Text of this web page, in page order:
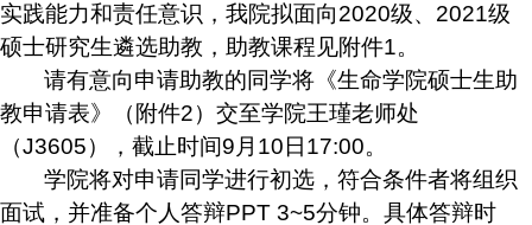
实践能力和责任意识， 我院拟面向2020级、 2021级
硕士研究生遴选助教，助教课程见附件1。
请有意向申请助教的同学将《生命学院硕士生助
教申请表》（附件2）交至学院王瑾老师处
（J3605），截止时间9 月 10 日 17:00。
学院将对申请同学进行初选，符合条件者将组织
面试，并准备个人答辩PPT 3~5分钟。具体答辩时